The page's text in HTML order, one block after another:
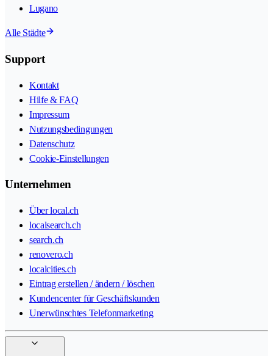
Lugano
Alle Städte
Support
Kontakt
Hilfe & FAQ
Impressum
Nutzungsbedingungen
Datenschutz
Cookie-Einstellungen
Unternehmen
Über local.ch
localsearch.ch
search.ch
renovero.ch
localcities.ch
Eintrag erstellen / ändern / löschen
Kundencenter für Geschäftskunden
Unerwünschtes Telefonmarketing